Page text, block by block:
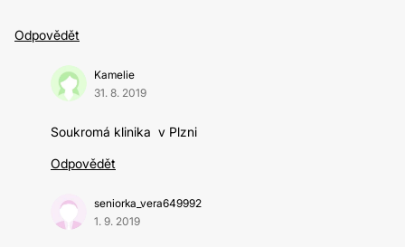
Odpovědět
Kamelie
31. 8. 2019
Soukromá klinika v Plzni
Odpovědět
seniorka_vera649992
1. 9. 2019